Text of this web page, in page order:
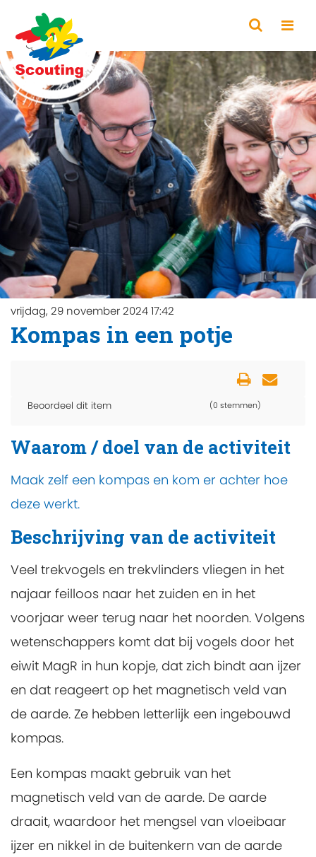
vrijdag, 29 november 2024 17:42
Kompas in een potje
Beoordeel dit item (0 stemmen)
Waarom / doel van de activiteit
Maak zelf een kompas en kom er achter hoe
deze werkt.
Beschrijving van de activiteit
Veel trekvogels en trekvlinders vliegen in het
najaar feilloos naar het zuiden en in het
voorjaar weer terug naar het noorden. Volgens
wetenschappers komt dat bij vogels door het
eiwit MagR in hun kopje, dat zich bindt aan ijzer
en dat reageert op het magnetisch veld van
de aarde. Ze hebben letterlijk een ingebouwd
kompas.
Een kompas maakt gebruik van het
magnetisch veld van de aarde. De aarde
draait, waardoor het mengsel van vloeibaar
ijzer en nikkel in de buitenkern van de aarde